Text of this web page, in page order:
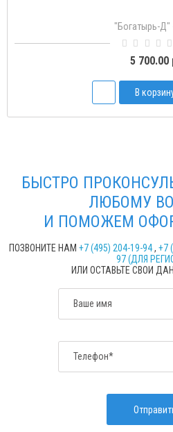
БЫСТРО
ЛЮБОМУ
И ПОМОЖЕМ
ПОЗВОНИТЕ НАМ +7 (495) 204-19-94, +7
97 (ДЛЯ
ИЛИ ОСТАВЬТЕ СВОИ
Ваше имя
Телефон*